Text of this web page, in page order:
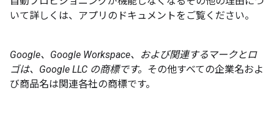
いて詳しくは、アプリのドキュメントをご覧ください。
Google、Google Workspace、および関連するマークとロ
ゴは、Google LLC の商標です。 その他すべての企業名およ
び商品名は関連各社の商標です。